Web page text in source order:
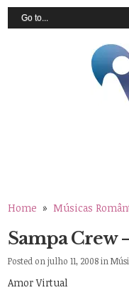
Home » Músicas
Sampa Crew
Posted on julho 11, 2008 in
Amor Virtual